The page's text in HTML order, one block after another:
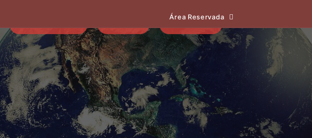
Área Reservada